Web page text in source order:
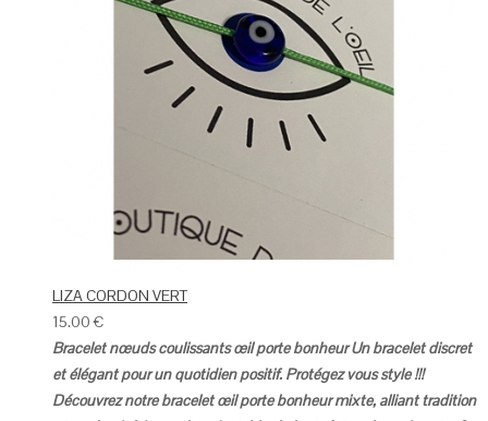
LIZA CORDON VERT
15.00€
Bracelet nœuds coulissants œil porte bonheur Un bracelet discret
et élégant pour un quotidien positif. Protégez vous style !!!
Découvrez notre bracelet œil porte bonheur mixte, alliant tradition